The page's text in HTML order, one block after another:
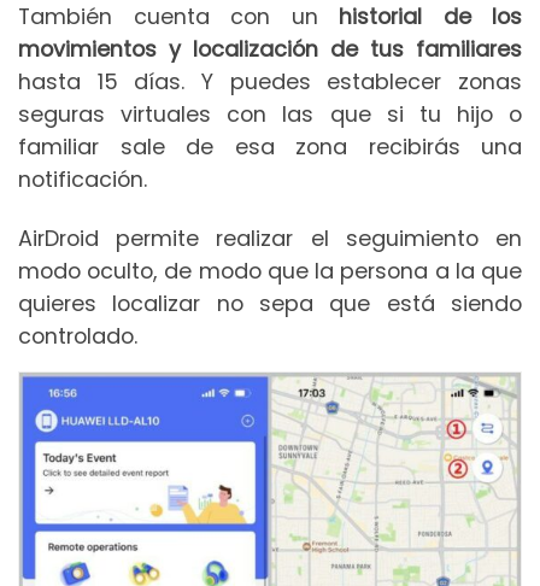
También cuenta con un historial de los
movimientos y localización de tus familiares
hasta 15 días. Y puedes establecer zonas
seguras virtuales con las que si tu hijo o
familiar sale de esa zona recibirás una
notificación.
AirDroid permite realizar el seguimiento en
modo oculto, de modo que la persona a la que
quieres localizar no sepa que está siendo
controlado.